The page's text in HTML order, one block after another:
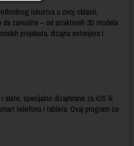
iskustva u ovoj oblasti,
zamislite – od atraktivnih 3D modela
projekata, dizajna enterijera i
alate, specijalno dizajnirane za iOS ili
telefona i tableta. Ovaj program će